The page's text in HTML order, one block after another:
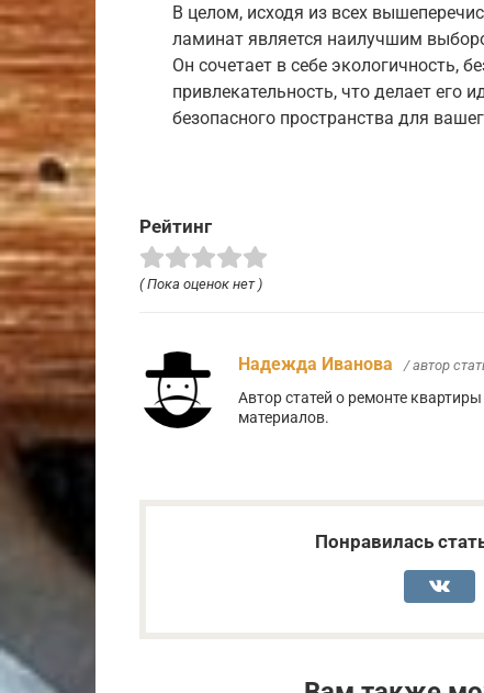
В целом, исходя из всех
ламинат является наилучшим
Он сочетает в себе экологичность,
привлекательность, что делает
безопасного пространства для
Рейтинг
( Пока оценок нет )
Надежда Иванова / автор
Автор статей о ремонте
материалов.
Понравилась